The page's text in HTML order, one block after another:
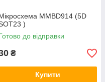
MMBD914 (5D
)
до відправки
₴
Купити